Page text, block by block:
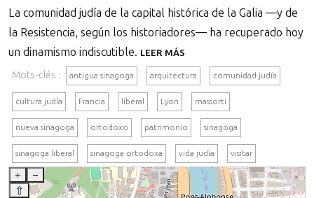
La comunidad judía de la capital histórica de la Galia —y de
la Resistencia, según los historiadores— ha recuperado hoy
un dinamismo indiscutible. LEER MÁS
Mots-clés : antigua sinagoga arquitectura comunidad judía
cultura judía Francia liberal Lyon massorti
nueva sinagoga ortodoxo patrimonio sinagoga
sinagoga liberal sinagoga ortodoxa vida judía visitar
+
–
⇧